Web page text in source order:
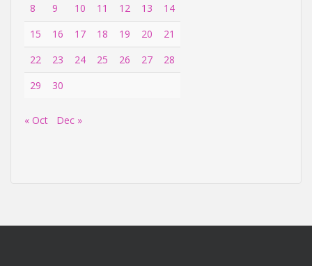
8
9 10 11 12 13
14
15
16 17 18 19 20
21
22
23 24 25 26 27
28
29
30
« Oct Dec »